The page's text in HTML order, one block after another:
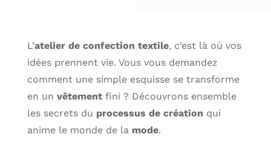
L’atelier de confection textile, c’est là où vos
idées prennent vie. Vous vous demandez
comment une simple esquisse se transforme
en un vêtementfini ? Découvrons ensemble
les secrets du processus de création qui
anime le monde de la mode.